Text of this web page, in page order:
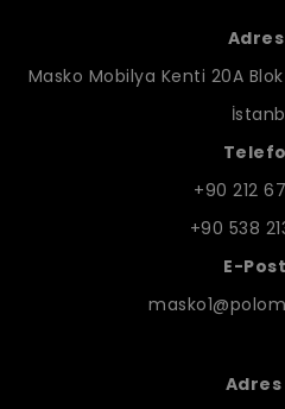
Adres
Masko Mobilya Kenti 20A
+90 212
+90 538
E-
Adres